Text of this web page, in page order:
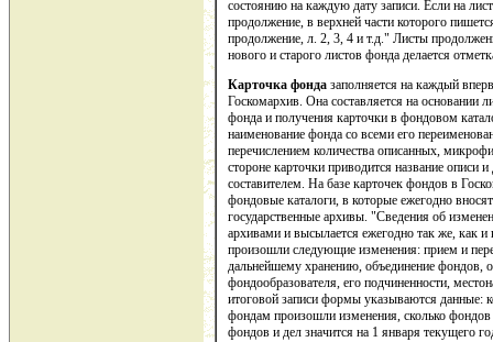
состоянию на каждую дату записи. Если на
продолжение, в верхней части которого
продолжение, л. 2, 3, 4 и т.д." Листы
нового и старого листов фонда делается
Карточка фонда заполняется на каждый
Госкомархив. Она составляется на основании
фонда и получения карточки в фондовом
наименование фонда со всеми его
перечислением количества описанных,
стороне карточки приводится название описи
составителем. На базе карточек фондов в
фондовые каталоги, в которые ежегодно
государственные архивы. "Сведения об
архивами и высылается ежегодно так же, как
произошли следующие изменения: прием и
дальнейшему хранению, объединение фондов,
фондообразователя, его подчиненности,
итоговой записи формы указываются данные:
фондам произошли изменения, сколько
фондов и дел значится на 1 января текущего